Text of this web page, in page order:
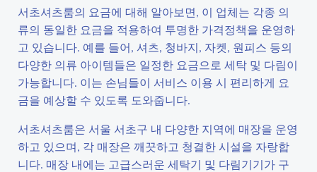
서초셔츠룸의 요금에 대해 알아보면, 이 업체는 각종 의
류의 동일한 요금을 적용하여 투명한 가격정책을 운영하
고 있습니다. 예를 들어, 셔츠, 청바지, 자켓, 원피스 등의
다양한 의류 아이템들은 일정한 요금으로 세탁 및 다림이
가능합니다. 이는 손님들이 서비스 이용 시 편리하게 요
금을 예상할 수 있도록 도와줍니다.
서초셔츠룸은 서울 서초구 내 다양한 지역에 매장을 운영
하고 있으며, 각 매장은 깨끗하고 청결한 시설을 자랑합
니다. 매장 내에는 고급스러운 세탁기 및 다림기기가 구